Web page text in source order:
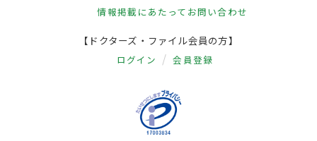
情報掲載にあたって お問い合わせ
【ドクターズ・ファイル会員の方】
ログイン 会員登録